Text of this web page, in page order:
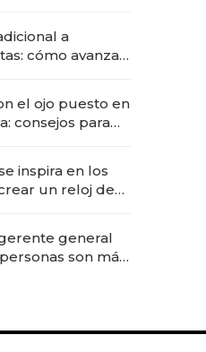
a
cómo avanza
el ojo puesto en
consejos para
inspira en los
un reloj de
general
son más